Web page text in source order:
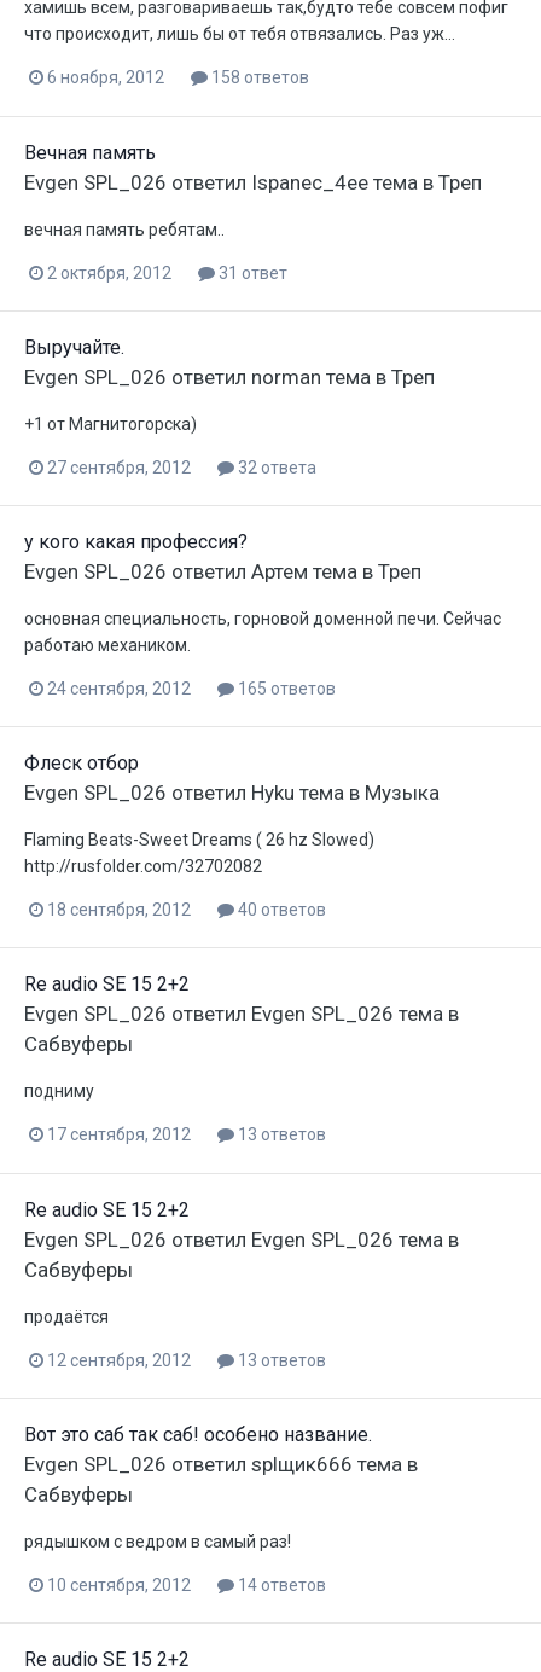
хамишь всем, разговариваешь так,будто тебе совсем пофиг
что происходит, лишь бы от тебя отвязались. Раз уж...
6 ноября, 2012 158 ответов
Вечная память
Evgen SPL_026 ответил Ispanec_4ee тема в Треп
вечная память ребятам..
2 октября, 2012 31 ответ
Выручайте.
Evgen SPL_026 ответил norman тема в Треп
+1 от Магнитогорска)
27 сентября, 2012 32 ответа
у кого какая профессия?
Evgen SPL_026 ответил Артем тема в Треп
основная специальность, горновой доменной печи. Сейчас
работаю механиком.
24 сентября, 2012 165 ответов
Флеск отбор
Evgen SPL_026 ответил Hyku тема в Музыка
Flaming Beats-Sweet Dreams ( 26 hz Slowed)
http://rusfolder.com/32702082
18 сентября, 2012 40 ответов
Re audio SE 15 2+2
Evgen SPL_026 ответил Evgen SPL_026 тема в
Сабвуферы
подниму
17 сентября, 2012 13 ответов
Re audio SE 15 2+2
Evgen SPL_026 ответил Evgen SPL_026 тема в
Сабвуферы
продаётся
12 сентября, 2012 13 ответов
Вот это саб так саб! особено название.
Evgen SPL_026 ответил splщик666 тема в
Сабвуферы
рядышком с ведром в самый раз!
10 сентября, 2012 14 ответов
Re audio SE 15 2+2